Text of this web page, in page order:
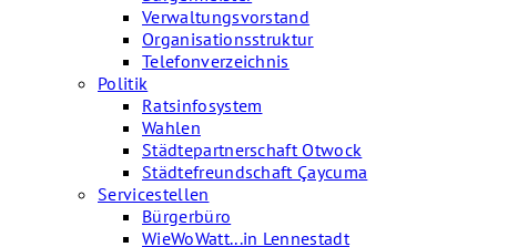
Verwaltungsvorstand
Organisationsstruktur
Telefonverzeichnis
Politik
Ratsinfosystem
Wahlen
Städtepartnerschaft Otwock
Städtefreundschaft Çaycuma
Servicestellen
Bürgerbüro
WieWoWatt...in Lennestadt